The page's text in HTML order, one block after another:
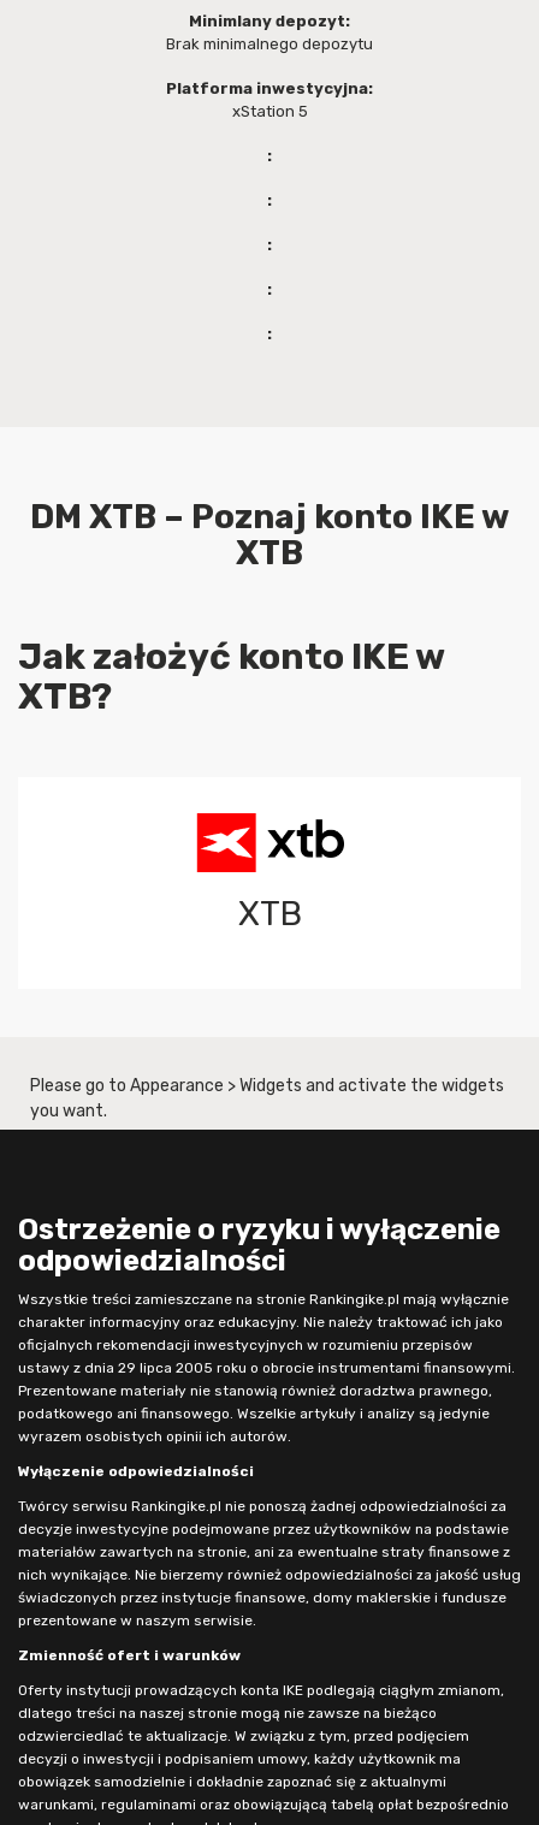
Minimlany depozyt:
Brak minimalnego depozytu
Platforma inwestycyjna:
xStation 5
:
:
:
:
:
DM XTB – Poznaj konto IKE w
XTB
Jak założyć konto IKE w
XTB?
XTB
Please go to Appearance > Widgets and activate the widgets
you want.
Ostrzeżenie o ryzyku i wyłączenie
odpowiedzialności
Wszystkie treści zamieszczane na stronie Rankingike.pl mają wyłącznie
charakter informacyjny oraz edukacyjny. Nie należy traktować ich jako
oficjalnych rekomendacji inwestycyjnych w rozumieniu przepisów
ustawy z dnia 29 lipca 2005 roku o obrocie instrumentami finansowymi.
Prezentowane materiały nie stanowią również doradztwa prawnego,
podatkowego ani finansowego. Wszelkie artykuły i analizy są jedynie
wyrazem osobistych opinii ich autorów.
Wyłączenie odpowiedzialności
Twórcy serwisu Rankingike.pl nie ponoszą żadnej odpowiedzialności za
decyzje inwestycyjne podejmowane przez użytkowników na podstawie
materiałów zawartych na stronie, ani za ewentualne straty finansowe z
nich wynikające. Nie bierzemy również odpowiedzialności za jakość usług
świadczonych przez instytucje finansowe, domy maklerskie i fundusze
prezentowane w naszym serwisie.
Zmienność ofert i warunków
Oferty instytucji prowadzących konta IKE podlegają ciągłym zmianom,
dlatego treści na naszej stronie mogą nie zawsze na bieżąco
odzwierciedlać te aktualizacje. W związku z tym, przed podjęciem
decyzji o inwestycji i podpisaniem umowy, każdy użytkownik ma
obowiązek samodzielnie i dokładnie zapoznać się z aktualnymi
warunkami, regulaminami oraz obowiązującą tabelą opłat bezpośrednio